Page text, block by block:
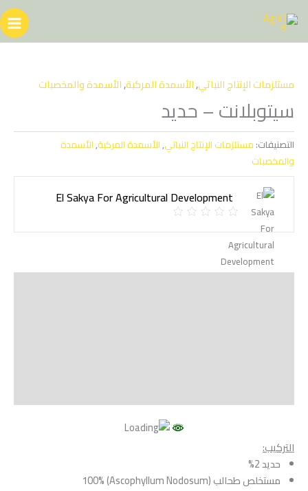
إلى
المحتوى
مستلزمات الإنتاج النباتي,الأسمدة المركبة,الأسمدة والمخصبات
سيتوبلانت – حديد
التصنيفات: مستلزمات الإنتاج النباتي,الأسمدة المركبة,الأسمدة
والمخصبات
El Sakya For Agricultural Development ‏
التركيب:
حديد 2%
مستخلص طحالب (Ascophyllum Nodosum) 100%